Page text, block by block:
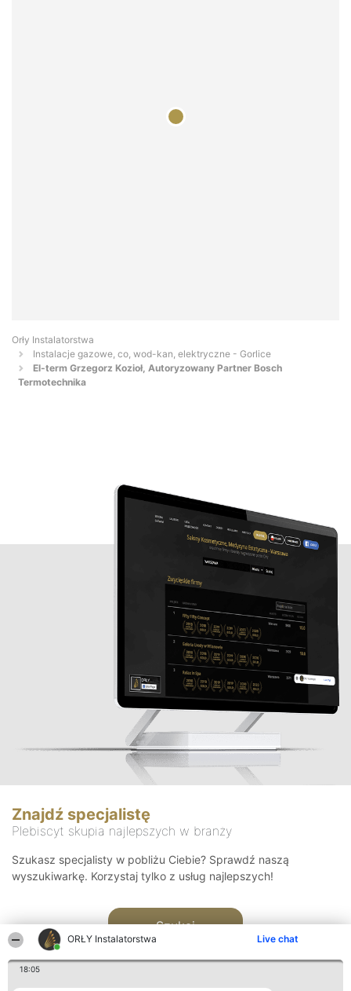
ORŁY Instalatorstwa Live chat
18:05
Orły Instalatorstwa
Instalacje gazowe, co, wod-kan, elektryczne - Gorlice
El-term Grzegorz Kozioł, Autoryzowany Partner Bosch
Termotechnika
Znajdź specjalistę
Plebiscyt skupia najlepszych w branży
Szukasz specjalisty w pobliżu Ciebie? Sprawdź naszą
wyszukiwarkę. Korzystaj tylko z usług najlepszych!
Szukaj